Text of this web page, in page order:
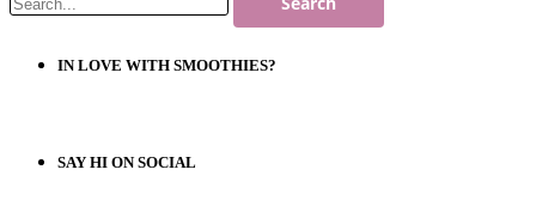
IN LOVE WITH SMOOTHIES?
SAY HI ON SOCIAL